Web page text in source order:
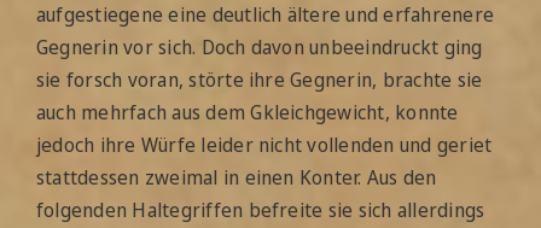
aufgestiegene eine deutlich ältere und erfahrenere
Gegnerin vor sich. Doch davon unbeeindruckt ging
sie forsch voran, störte ihre Gegnerin, brachte sie
auch mehrfach aus dem Gkleichgewicht, konnte
jedoch ihre Würfe leider nicht vollenden und geriet
stattdessen zweimal in einen Konter. Aus den
folgenden Haltegriffen befreite sie sich allerdings